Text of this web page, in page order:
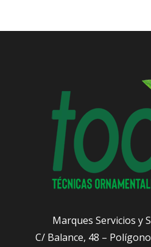
Marques Servicios y
C/ Balance, 48 –